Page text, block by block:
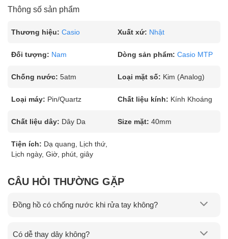
Thông số sản phẩm
Thương hiệu: Casio Xuất xứ: Nhật
Đối tượng: Nam Dòng sản phẩm: Casio MTP
Chống nước: 5atm Loại mặt số: Kim (Analog)
Loại máy: Pin/Quartz Chất liệu kính: Kính Khoáng
Chất liệu dây: Dây Da Size mặt: 40mm
Tiện ích: Dạ quang, Lịch thứ,
Lịch ngày, Giờ, phút, giây
CÂU HỎI THƯỜNG GẶP
Đồng hồ có chống nước khi rửa tay không?
Có dễ thay dây không?